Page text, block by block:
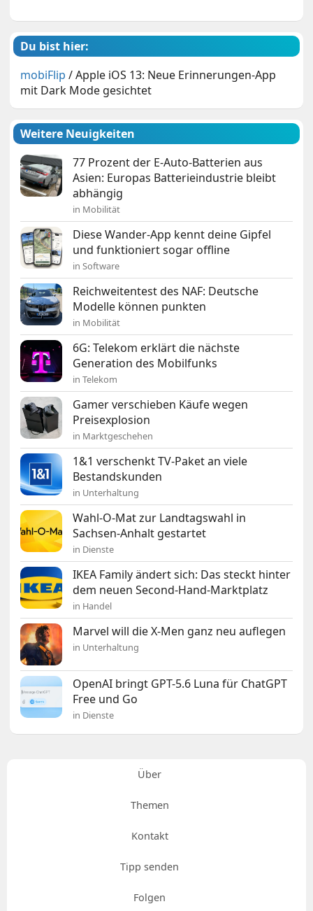
Du bist hier:
mobiFlip /Apple iOS 13: Neue Erinnerungen-App
mit Dark Mode gesichtet
Weitere Neuigkeiten
77 Prozent der E-Auto-Batterien aus
Asien: Europas Batterieindustrie bleibt
abhängig
in Mobilität
Diese Wander-App kennt deine Gipfel
und funktioniert sogar offline
in Software
Reichweitentest des NAF: Deutsche
Modelle können punkten
in Mobilität
6G: Telekom erklärt die nächste
Generation des Mobilfunks
in Telekom
Gamer verschieben Käufe wegen
Preisexplosion
in Marktgeschehen
1&1 verschenkt TV-Paket an viele
Bestandskunden
in Unterhaltung
Wahl-O-Mat zur Landtagswahl in
Sachsen-Anhalt gestartet
in Dienste
IKEA Family ändert sich: Das steckt hinter
dem neuen Second-Hand-Marktplatz
in Handel
Marvel will die X-Men ganz neu auflegen
in Unterhaltung
OpenAI bringt GPT-5.6 Luna für ChatGPT
Free und Go
in Dienste
Über
Themen
Kontakt
Tipp senden
Folgen